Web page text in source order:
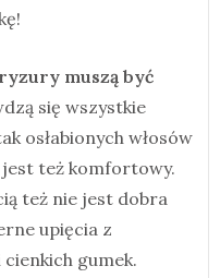
muszą być
się wszystkie
osłabionych włosów
jest też komfortowy.
też nie jest dobra
upięcia z
gumek.